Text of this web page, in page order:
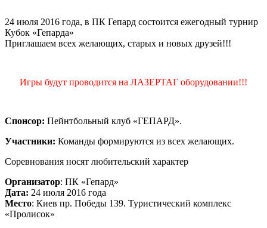
24 июля 2016 года, в ПК Гепард состоится ежегодный турнир
Кубок «Гепарда»
Приглашаем всех желающих, старых и новых друзей!!!
Игры будут проводится на ЛАЗЕРТАГ оборудовании!!!
Спонсор: Пейнтбольный клуб «ГЕПАРД».
Участники: Команды формируются из всех желающих.
Соревнования носят любительский характер
Организатор: ПК «Гепард»
Дата: 24 июля 2016 года
Место: Киев пр. Победы 139. Туристический комплекс
«Пролисок»